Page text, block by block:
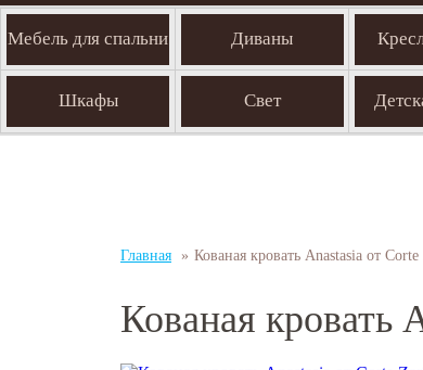
Мебель для спальни Диваны
Шкафы Свет
Главная » Кованая кровать Anastasia от
Кованая кровать